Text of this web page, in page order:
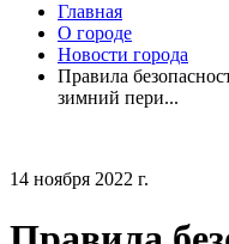
Главная
О городе
Новости города
Правила
зимний пери...
14 ноября 2022 г.